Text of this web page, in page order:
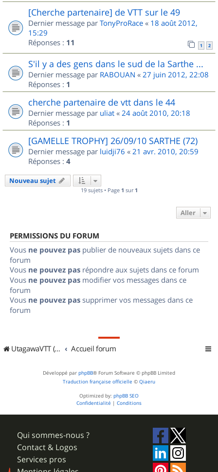
[Cherche partenaire] de VTT sur le 49
Dernier message par TonyProRace « 18 août 2012,
15:29
Réponses : 11 1 2
S'il y a des gens dans le sud de la Sarthe ...
Dernier message par RABOUAN « 27 juin 2012, 22:08
Réponses : 1
cherche partenaire de vtt dans le 44
Dernier message par uliat « 24 août 2010, 20:18
Réponses : 1
[GAMELLE TROPHY] 26/09/10 SARTHE (72)
Dernier message par luidji76 « 21 avr. 2010, 20:59
Réponses : 4
Nouveau sujet
19 sujets • Page 1 sur 1
Aller
PERMISSIONS DU FORUM
Vous ne pouvez pas publier de nouveaux sujets dans ce
forum
Vous ne pouvez pas répondre aux sujets dans ce forum
Vous ne pouvez pas modifier vos messages dans ce
forum
Vous ne pouvez pas supprimer vos messages dans ce
forum
UtagawaVTT (Randos VTT et VTTAE avec traces GPS) Accueil forum
Développé par phpBB® Forum Software © phpBB Limited
Traduction française officielle © Qiaeru
Optimized by: phpBB SEO
Confidentialité | Conditions
Qui sommes-nous ?
Contact & Logos
Services pros